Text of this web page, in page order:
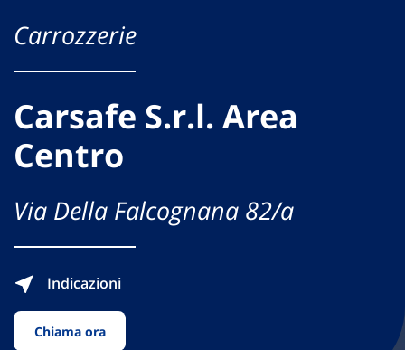
Carrozzerie
Carsafe S.r.l. Area
Centro
Via Della Falcognana 82/a
Indicazioni
Chiama ora